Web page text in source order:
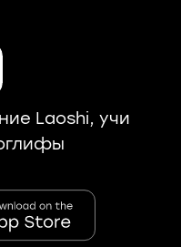
Laoshi, учи